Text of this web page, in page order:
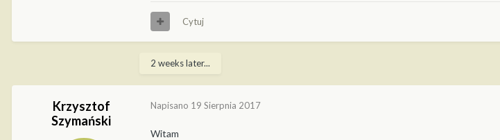
Cytuj
2 weeks later...
Krzysztof
Szymański
Napisano 19 Sierpnia 2017
Witam